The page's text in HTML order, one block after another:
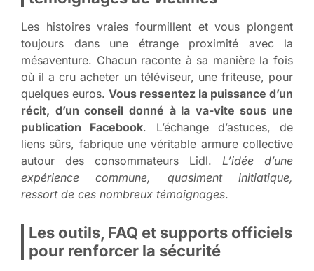
Les histoires vraies fourmillent et vous plongent
toujours dans une étrange proximité avec la
mésaventure. Chacun raconte à sa manière la fois
où il a cru acheter un téléviseur, une friteuse, pour
quelques euros. Vous ressentez la puissance d’un
récit, d’un conseil donné à la va-vite sous une
publication Facebook. L’échange d’astuces, de
liens sûrs, fabrique une véritable armure collective
autour des consommateurs Lidl. L’idée d’une
expérience commune, quasiment initiatique,
ressort de ces nombreux témoignages.
Les outils, FAQ et supports officiels
pour renforcer la sécurité